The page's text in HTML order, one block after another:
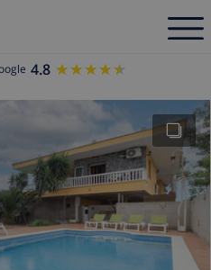
4.8 ★★★★★
★★★★★